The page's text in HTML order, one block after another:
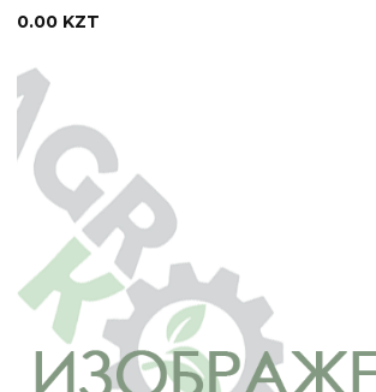
0.00 KZT